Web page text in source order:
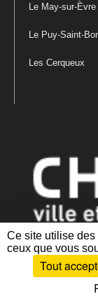
Ce site utilise
ceux que vous
Tout
Le May-sur-Èvre
Le Puy-Saint-
Les Cerqueux
Mentions légales|
des cookies |Plan